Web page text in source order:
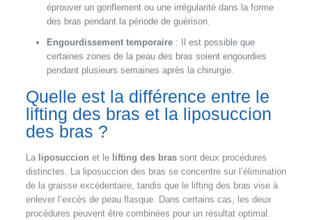
éprouver un gonflement ou une irrégularité dans la forme
des bras pendant la période de guérison.
Engourdissement temporaire: Il est possible que
certaines zones de la peau des bras soient engourdies
pendant plusieurs semaines après la chirurgie.
Quelle est la différence entre le
lifting des bras et la liposuccion
des bras ?
La liposuccion et le lifting des brassont deux procédures
distinctes. La liposuccion des bras se concentre sur l’élimination
de la graisse excédentaire, tandis que le lifting des bras vise à
enlever l’excès de peau flasque. Dans certains cas, les deux
procédures peuvent être combinées pour un résultat optimal.